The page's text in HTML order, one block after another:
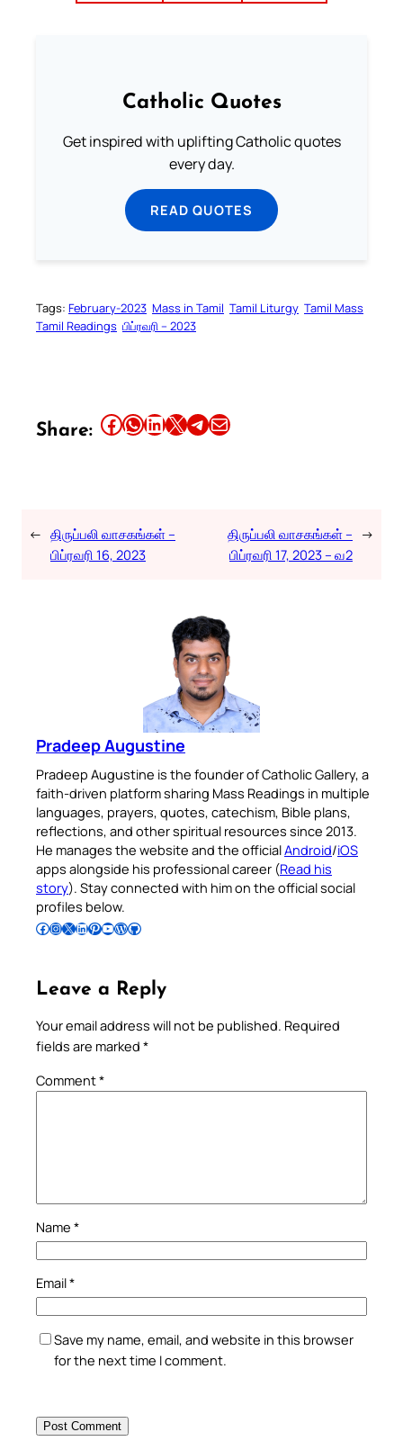
Catholic Quotes
Get inspired with uplifting Catholic quotes
every day.
READ QUOTES
Tags: February-2023 Mass in Tamil Tamil Liturgy Tamil Mass
Tamil Readings பிப்ரவரி – 2023
Share: Share this article on Facebook Share this article on WhatsApp Share this article on LinkedIn Share this article on X Share this article on TelegramEmail this Article
← திருப்பலி வாசகங்கள் –
பிப்ரவரி 16, 2023
திருப்பலி வாசகங்கள் –
பிப்ரவரி 17, 2023 – வ2
→
Pradeep Augustine
Pradeep Augustine is the founder of Catholic Gallery, a
faith-driven platform sharing Mass Readings in multiple
languages, prayers, quotes, catechism, Bible plans,
reflections, and other spiritual resources since 2013.
He manages the website and the officialAndroid/iOS
apps alongside his professional career (Read his
story). Stay connected with him on the official social
profiles below.
Follow Pradeep on Facebook Follow Pradeep on InstagramFollow Pradeep on X Follow Pradeep on LinkedIn Follow Pradeep on Pinterest Subscribe to Pradeep’s Youtube Channel Follow Pradeep on WordPress Follow Pradeep on GitHub
Leave a Reply
Your email address will not be published. Required
fields are marked *
Comment*
Name *
Email*
Save my name, email, and website in this browser
for the next time I comment.